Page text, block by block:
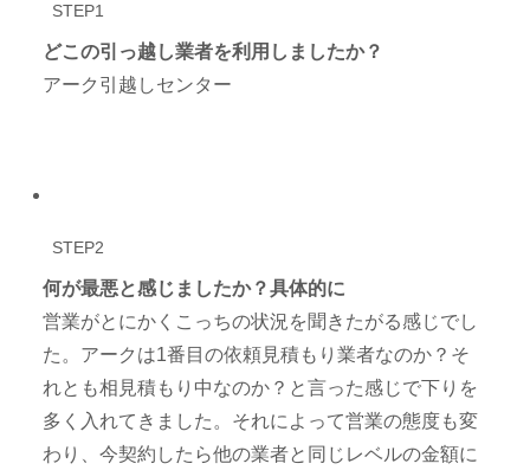
STEP1
どこの引っ越し業者を利用しましたか？
アーク引越しセンター
STEP2
何が最悪と感じましたか？具体的に
営業がとにかくこっちの状況を聞きたがる感じでし
た。アークは1番目の依頼見積もり業者なのか？そ
れとも相見積もり中なのか？と言った感じで下りを
多く入れてきました。それによって営業の態度も変
わり、今契約したら他の業者と同じレベルの金額に